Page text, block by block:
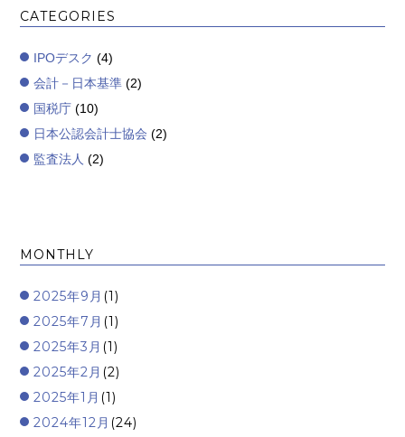
CATEGORIES
IPOデスク (4)
会計－日本基準 (2)
国税庁 (10)
日本公認会計士協会 (2)
監査法人 (2)
MONTHLY
2025年9月 (1)
2025年7月 (1)
2025年3月 (1)
2025年2月 (2)
2025年1月 (1)
2024年12月 (24)